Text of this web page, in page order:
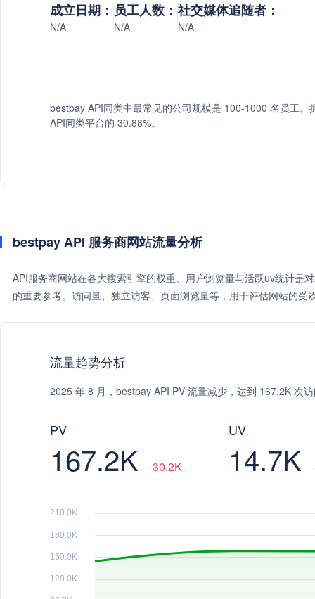
成立日期：
N/A
员工人数：
N/A
社交媒体追随者：
N/A
bestpay API同类中最常见的公司规模是 100-1000 名员工
API同类平台的 30.88%。
bestpay API 服务商网站流量分析
API服务商网站在各大搜索引擎的权重、用户浏览量与活跃uv统计是
的重要参考。访问量、独立访客、页面浏览量等，用于评估网站的
流量趋势分析
2025 年 8 月，bestpay API PV 流量减少，达到 167.2K 次
PV
167.2K -30.2K
UV
14.7K